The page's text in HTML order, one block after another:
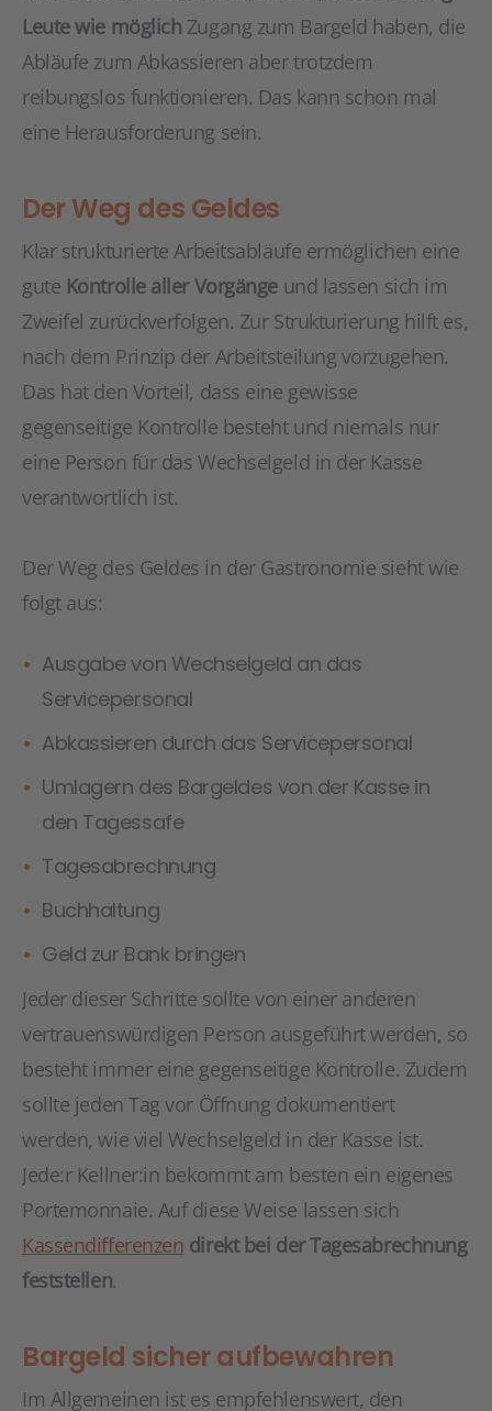
Leute wie möglich Zugang zum Bargeld haben, die
Abläufe zum Abkassieren aber trotzdem
reibungslos funktionieren. Das kann schon mal
eine Herausforderung sein.
Der Weg des Geldes
Klar strukturierte Arbeitsabläufe ermöglichen eine
gute Kontrolle aller Vorgängeund lassen sich im
Zweifel zurückverfolgen. Zur Strukturierung hilft es,
nach dem Prinzip der Arbeitsteilung vorzugehen.
Das hat den Vorteil, dass eine gewisse
gegenseitige Kontrolle besteht und niemals nur
eine Person für das Wechselgeld in der Kasse
verantwortlich ist.
Der Weg des Geldes in der Gastronomie sieht wie
folgt aus:
Ausgabe von Wechselgeld an das
Servicepersonal
Abkassieren durch das Servicepersonal
Umlagern des Bargeldes von der Kasse in
den Tagessafe
Tagesabrechnung
Buchhaltung
Geld zur Bank bringen
Jeder dieser Schritte sollte von einer anderen
vertrauenswürdigen Person ausgeführt werden, so
besteht immer eine gegenseitige Kontrolle. Zudem
sollte jeden Tag vor Öffnung dokumentiert
werden, wie viel Wechselgeld in der Kasse ist.
Jede:r Kellner:in bekommt am besten ein eigenes
Portemonnaie. Auf diese Weise lassen sich
Kassendifferenzen direkt bei der Tagesabrechnung
feststellen.
Bargeld sicher aufbewahren
Im Allgemeinen ist es empfehlenswert, den